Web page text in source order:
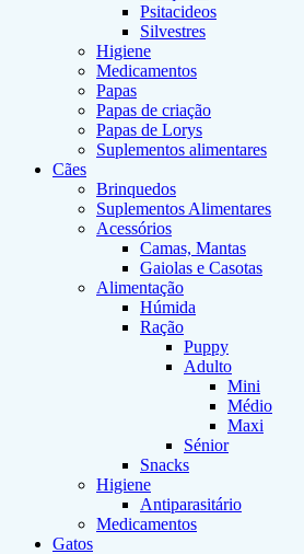
Psitacideos
Silvestres
Higiene
Medicamentos
Papas
Papas de criação
Papas de Lorys
Suplementos alimentares
Cães
Brinquedos
Suplementos Alimentares
Acessórios
Camas, Mantas
Gaiolas e Casotas
Alimentação
Húmida
Ração
Puppy
Adulto
Mini
Médio
Maxi
Sénior
Snacks
Higiene
Antiparasitário
Medicamentos
Gatos